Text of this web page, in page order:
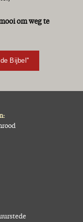
om weg te
Bijbel''